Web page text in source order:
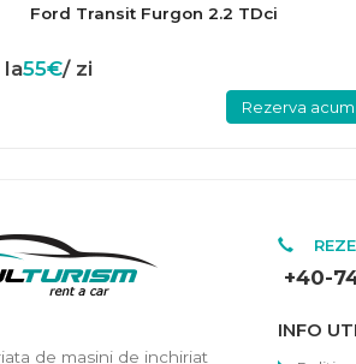
Ford Transit Furgon 2.2 TDci
la55€/ zi
Rezerva acum
de masini de inchiriat
+40-
INFO